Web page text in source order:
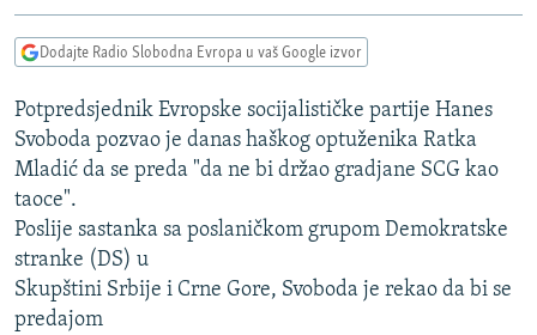
Pređite
na
pretragu
VIZUELNO
VIDEO
FOTOGALERIJE
INFOGRAFIKE
PODCASTI
RAT U UKRAJINI
KINA NA BALKANU
RSE PRIČE IZ SVIJETA
ISPRIČAJ MI
DNEVNO@RSE
SPECIJALI RSE
Dodajte Radio Slobodna Evropa u vaš Google izvor
Potpredsjednik Evropske socijalističke partije Hanes
Svoboda pozvao je danas haškog optuženika Ratka
Mladić da se preda "da ne bi držao gradjane SCG kao
taoce".
Poslije sastanka sa poslaničkom grupom Demokratske
stranke (DS) u
Skupštini Srbije i Crne Gore, Svoboda je rekao da bi se
predajom